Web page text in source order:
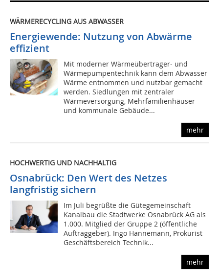
WÄRMERECYCLING AUS ABWASSER
Energiewende: Nutzung von Abwärme
effizient
Mit moderner Wärmeübertrager- und
Wärmepumpentechnik kann dem Abwasser
Wärme entnommen und nutzbar gemacht
werden. Siedlungen mit zentraler
Wärmeversorgung, Mehrfamilienhäuser
und kommunale Gebäude...
mehr
HOCHWERTIG UND NACHHALTIG
Osnabrück: Den Wert des Netzes
langfristig sichern
Im Juli begrüßte die Gütegemeinschaft
Kanalbau die Stadtwerke Osnabrück AG als
1.000. Mitglied der Gruppe 2 (öffentliche
Auftraggeber). Ingo Hannemann, Prokurist
Geschäftsbereich Technik...
mehr